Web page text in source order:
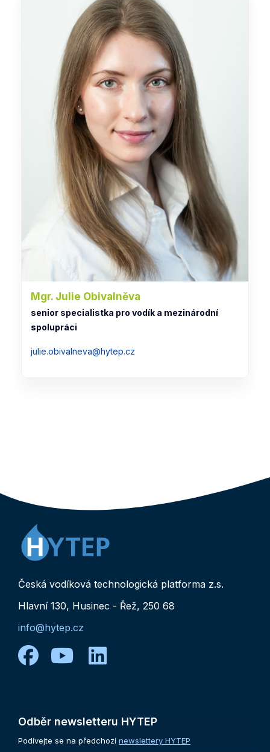
Mgr. Julie Obivalněva
senior specialistka pro vodík a mezinárodní
spolupráci
julie.obivalneva@hytep.cz
Česká vodíková technologická platforma z.s.
Hlavní 130, Husinec - Řež, 250 68
info@hytep.cz
facebook
youtube
linkedin
Odběr newsletteru HYTEP
Podívejte se na předchozí newslettery HYTEP